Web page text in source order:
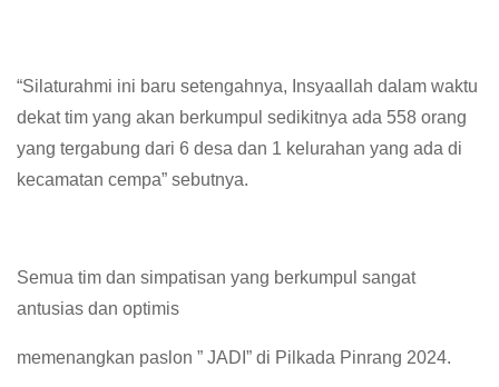
“Silaturahmi ini baru setengahnya, Insyaallah dalam waktu
dekat tim yang akan berkumpul sedikitnya ada 558 orang
yang tergabung dari 6 desa dan 1 kelurahan yang ada di
kecamatan cempa” sebutnya.
Semua tim dan simpatisan yang berkumpul sangat
antusias dan optimis
memenangkan paslon ” JADI” di Pilkada Pinrang 2024.